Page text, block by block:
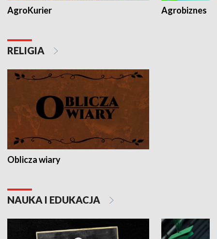
AgroKurier Agrobiznes
RELIGIA
Oblicza wiary
NAUKA I EDUKACJA